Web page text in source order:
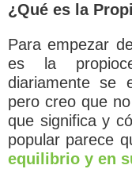
¿Qué es la
Para empezar
es la
diariamente se
pero creo que
que significa y
popular parece
equilibrio y en